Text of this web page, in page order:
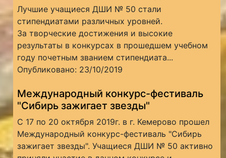
Лучшие учащиеся ДШИ № 50 стали
стипендиатами различных уровней.
За творческие достижения и высокие
результаты в конкурсах в прошедшем учебном
году почетным званием стипендиата...
Опубликовано: 23/10/2019
Международный конкурс-фестиваль
"Сибирь зажигает звезды"
С 17 по 20 октября 2019г. в г. Кемерово прошел
Международный конкурс-фестиваль "Сибирь
зажигает звезды". Учащиеся ДШИ № 50 активно